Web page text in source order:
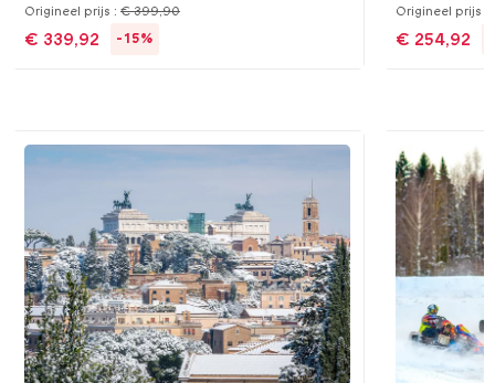
Origineel prijs : € 399,90
€ 339,92 -15%
Origineel prijs :
€ 254,92